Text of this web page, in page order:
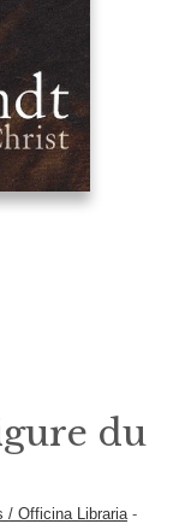
du
/ Officina Libraria -